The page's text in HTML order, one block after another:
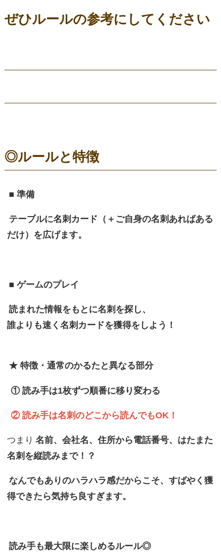
ぜひルールの参考にしてください
◎ルールと特徴
■ 準備
テーブルに名刺カード（＋ご自身の名刺あればある
だけ）を広げます。
■ ゲームのプレイ
読まれた情報をもとに名刺を探し、
誰よりも速く名刺カードを獲得をしよう！
★ 特徴・通常のかるたと異なる部分
① 読み手は1枚ずつ順番に移り変わる
② 読み手は名刺のどこから読んでもOK！
つまり 名前、会社名、住所から電話番号、はたまた
名刺を縦読みまで！？
なんでもありのハラハラ感だからこそ、すばやく獲
得できたら気持ち良すぎます。
読み手も最大限に楽しめるルール◎